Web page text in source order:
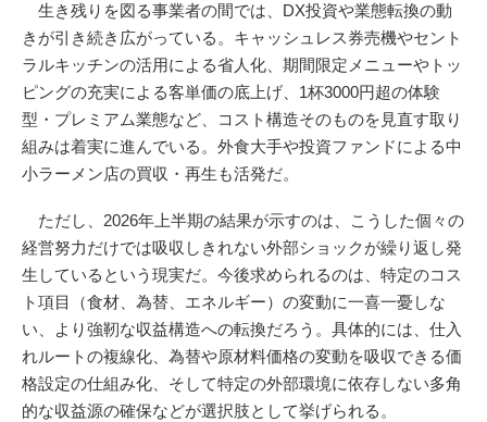
生き残りを図る事業者の間では、DX投資や業態転換の動
きが引き続き広がっている。キャッシュレス券売機やセント
ラルキッチンの活用による省人化、期間限定メニューやトッ
ピングの充実による客単価の底上げ、1杯3000円超の体験
型・プレミアム業態など、コスト構造そのものを見直す取り
組みは着実に進んでいる。外食大手や投資ファンドによる中
小ラーメン店の買収・再生も活発だ。
ただし、2026年上半期の結果が示すのは、こうした個々の
経営努力だけでは吸収しきれない外部ショックが繰り返し発
生しているという現実だ。今後求められるのは、特定のコス
ト項目（食材、為替、エネルギー）の変動に一喜一憂しな
い、より強靭な収益構造への転換だろう。具体的には、仕入
れルートの複線化、為替や原材料価格の変動を吸収できる価
格設定の仕組み化、そして特定の外部環境に依存しない多角
的な収益源の確保などが選択肢として挙げられる。